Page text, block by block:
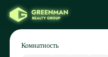
Комнатность